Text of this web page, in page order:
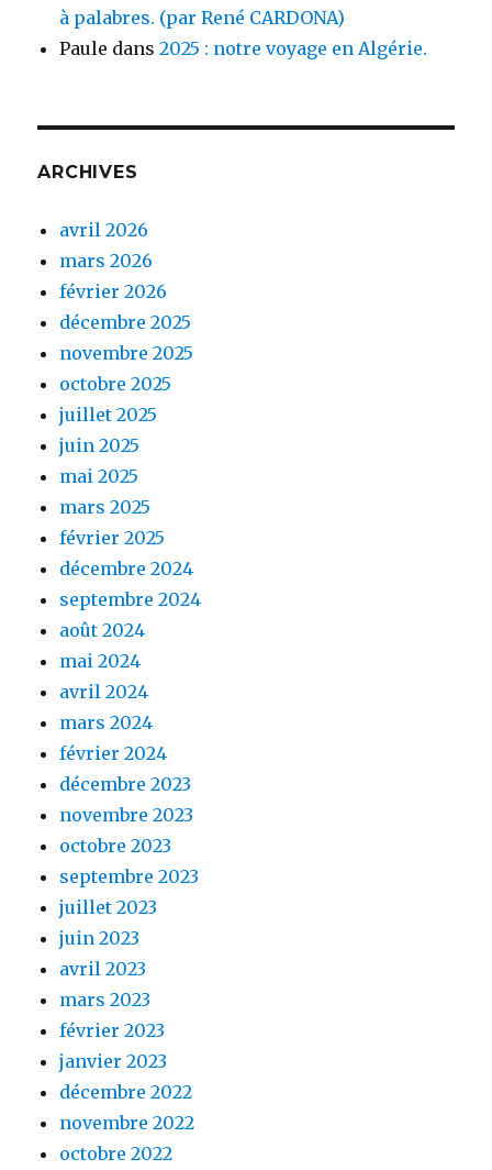
à palabres. (par René CARDONA)
Paule dans2025 : notre voyage en Algérie.
ARCHIVES
avril 2026
mars 2026
février 2026
décembre 2025
novembre 2025
octobre 2025
juillet 2025
juin 2025
mai 2025
mars 2025
février 2025
décembre 2024
septembre 2024
août 2024
mai 2024
avril 2024
mars 2024
février 2024
décembre 2023
novembre 2023
octobre 2023
septembre 2023
juillet 2023
juin 2023
avril 2023
mars 2023
février 2023
janvier 2023
décembre 2022
novembre 2022
octobre 2022